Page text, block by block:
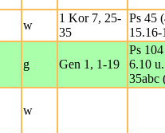
w
1 Kor 7, 25-
35
Ps 45
15.16-
g Gen 1, 1-19
Ps
6.10
35abc
w